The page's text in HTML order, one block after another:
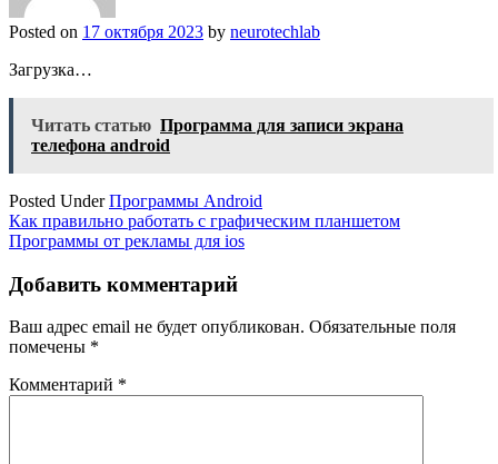
Posted on 17 октября 2023 by neurotechlab
Загрузка…
Читать статью Программа для записи экрана
телефона android
Posted UnderПрограммы Android
Навигация
по
записям
Как правильно работать с графическим планшетом
Программы от рекламы для ios
Добавить комментарий
Ваш адрес email не будет опубликован. Обязательные поля
помечены *
Комментарий *